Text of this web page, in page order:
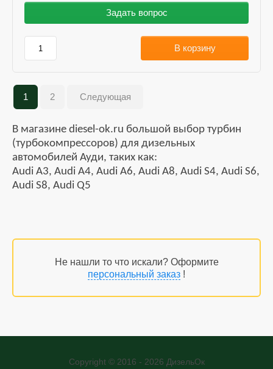
Задать вопрос
В корзину
1 2 Следующая
В магазине diesel-ok.ru большой выбор турбин
(турбокомпрессоров) для дизельных
автомобилей Ауди, таких как:
Audi A3, Audi A4, Audi A6, Audi A8, Audi S4, Audi S6,
Audi S8, Audi Q5
Не нашли то что искали? Оформите
персональный заказ !
Copyright © 2016 - 2026 ДизельОк